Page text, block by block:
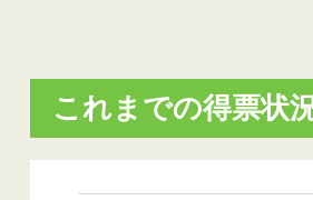
これまでの得票状